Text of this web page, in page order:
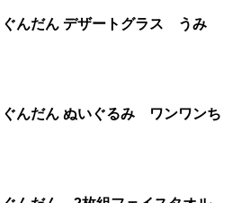
ノラネコぐんだん デザートグラス うみ
ぐんだん ぬいぐるみ ワンワンち